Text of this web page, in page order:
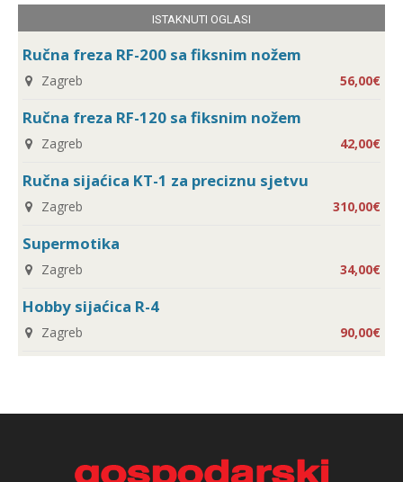
ISTAKNUTI OGLASI
Ručna freza RF-200 sa fiksnim nožem
Zagreb 56,00€
Ručna freza RF-120 sa fiksnim nožem
Zagreb 42,00€
Ručna sijaćica KT-1 za preciznu sjetvu
Zagreb 310,00€
Supermotika
Zagreb 34,00€
Hobby sijaćica R-4
Zagreb 90,00€